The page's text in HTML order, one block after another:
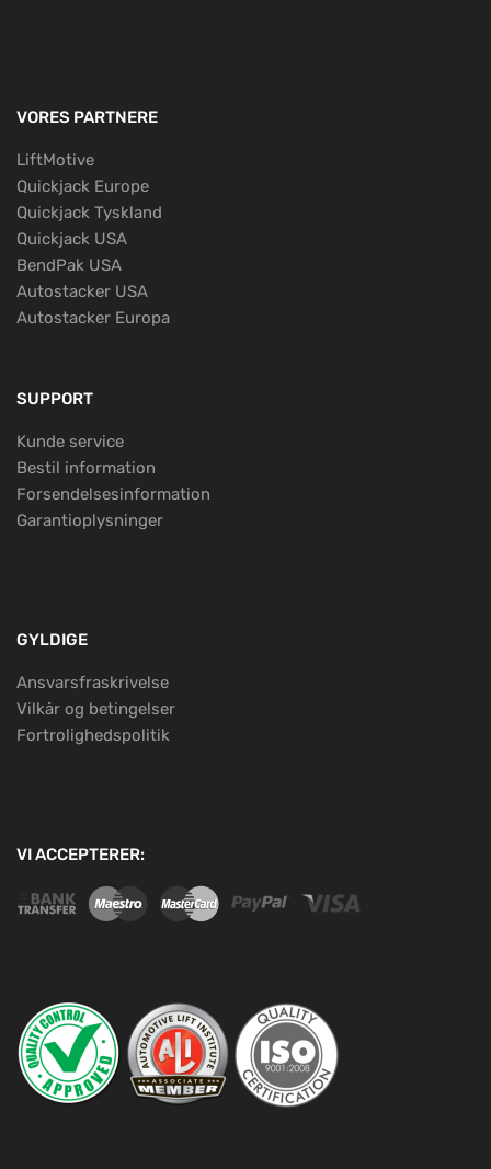
VORES PARTNERE
LiftMotive
Quickjack Europe
Quickjack Tyskland
Quickjack USA
BendPak USA
Autostacker USA
Autostacker Europa
SUPPORT
Kunde service
Bestil information
Forsendelsesinformation
Garantioplysninger
GYLDIGE
Ansvarsfraskrivelse
Vilkår og betingelser
Fortrolighedspolitik
VI ACCEPTERER: